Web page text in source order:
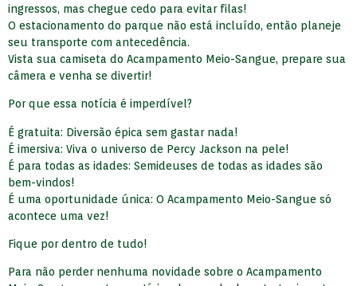
ingressos, mas chegue cedo para evitar filas!
O estacionamento do parque não está incluído, então planeje
seu transporte com antecedência.
Vista sua camiseta do Acampamento Meio-Sangue, prepare sua
câmera e venha se divertir!
Por que essa notícia é imperdível?
É gratuita: Diversão épica sem gastar nada!
É imersiva: Viva o universo de Percy Jackson na pele!
É para todas as idades: Semideuses de todas as idades são
bem-vindos!
É uma oportunidade única: O Acampamento Meio-Sangue só
acontece uma vez!
Fique por dentro de tudo!
Para não perder nenhuma novidade sobre o Acampamento